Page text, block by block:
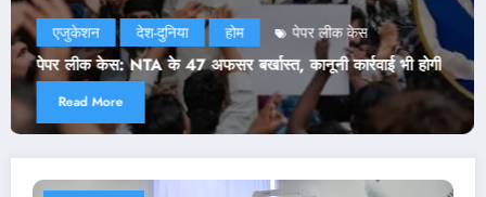
एजुकेशन दिल्ली देश-दुनिया राजनीति होम
NEET Paper Leak: सरकार ने मानी CJP की दो डिमांड!
ने भी जारी किया बयान
Read More